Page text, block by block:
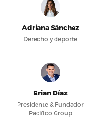
Adriana Sánchez
Derecho y deporte
Brian Díaz
Presidente & Fundador
Pacifico Group